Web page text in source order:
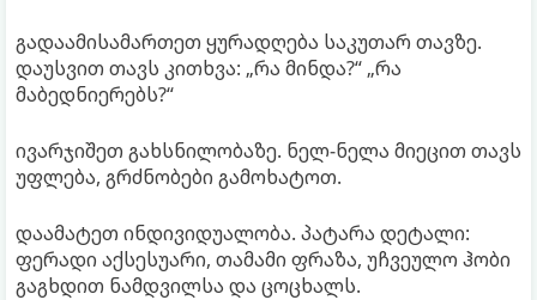
გადაამისამართეთ ყურადღება საკუთარ თავზე.
დაუსვით თავს კითხვა: „რა მინდა?“ „რა
მაბედნიერებს?“
ივარჯიშეთ გახსნილობაზე. ნელ-ნელა მიეცით თავს
უფლება, გრძნობები გამოხატოთ.
დაამატეთ ინდივიდუალობა. პატარა დეტალი:
ფერადი აქსესუარი, თამამი ფრაზა, უჩვეულო ჰობი
გაგხდით ნამდვილსა და ცოცხალს.